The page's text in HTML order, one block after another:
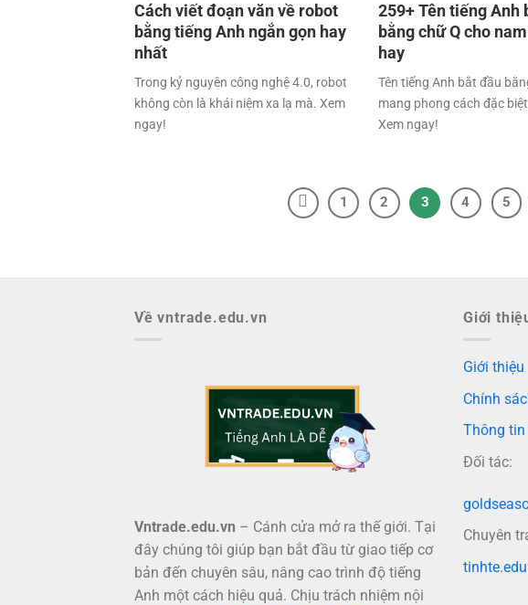
Cách viết đoạn văn về robot
bằng tiếng Anh ngắn gọn hay
nhất
Trong kỷ nguyên công nghệ 4.0, robot
không còn là khái niệm xa lạ mà. Xem
ngay!
259+ Tên tiếng Anh
bằng chữ Q cho
hay
Tên tiếng Anh bắt đầu
mang phong cách đặc
Xem ngay!
1 2 3 4 5
Về vntrade.edu.vn
Vntrade.edu.vn – Cánh cửa mở ra thế giới. Tại
đây chúng tôi giúp bạn bắt đầu từ giao tiếp cơ
bản đến chuyên sâu, nâng cao trình độ tiếng
Anh một cách hiệu quả. Chịu trách nhiệm nội
Giới
Giới thiệu
Chính
Thông tin
Đối tác:
Chuyên